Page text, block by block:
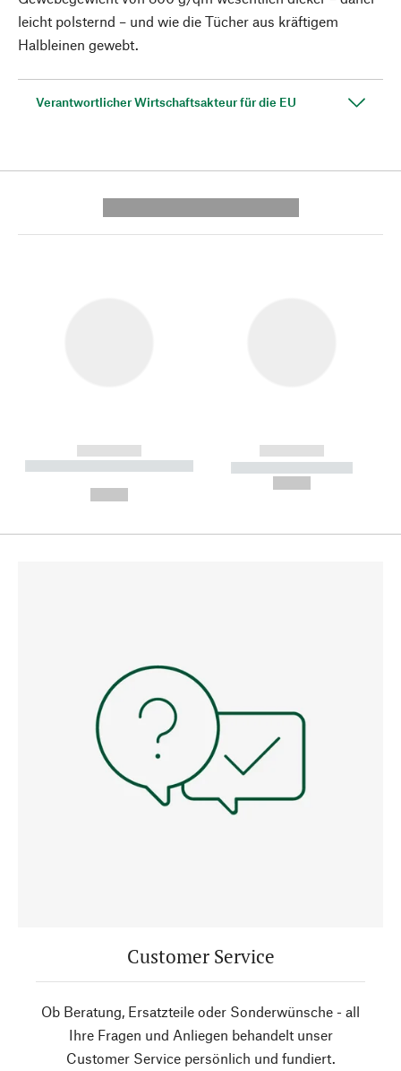
leicht polsternd – und wie die Tücher aus kräftigem
Halbleinen gewebt.
Verantwortlicher Wirtschaftsakteur für die EU
------------
----------- ----------- --------
------------
----------- -----------
Customer Service
Ob Beratung, Ersatzteile oder Sonderwünsche - all
Ihre Fragen und Anliegen behandelt unser
Customer Service persönlich und fundiert.